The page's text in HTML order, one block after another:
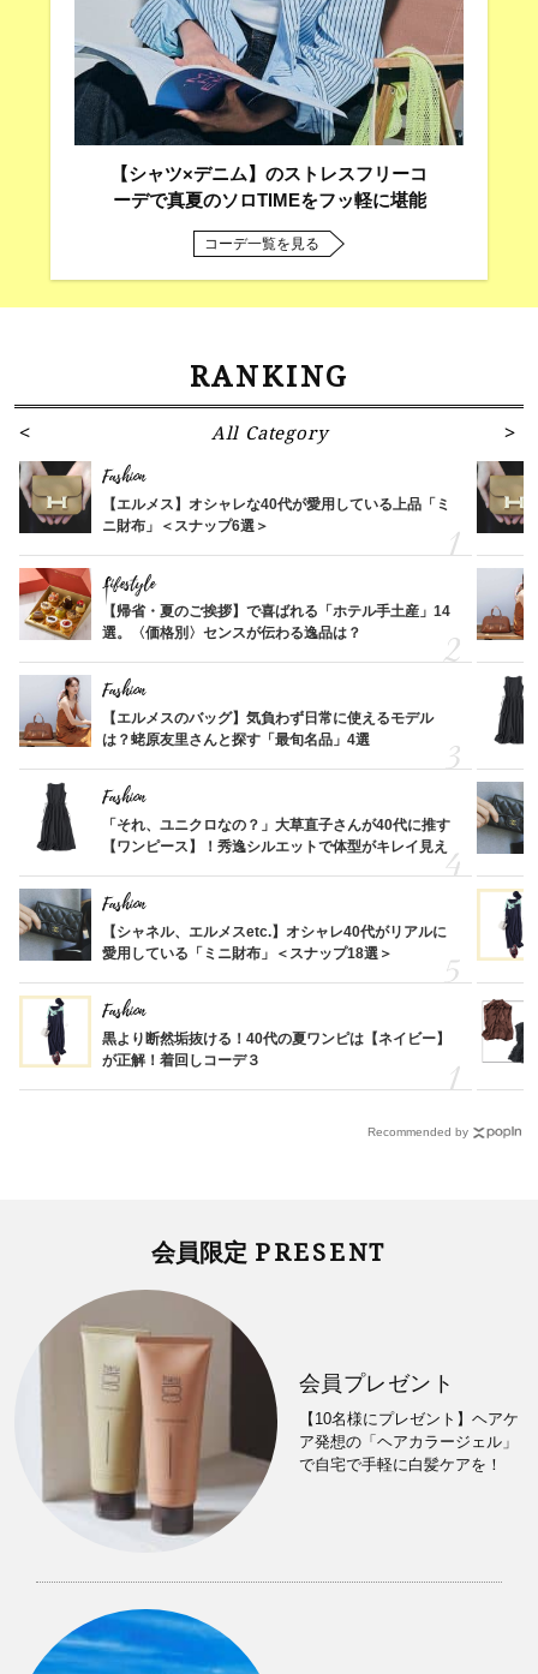
【シャツ×デニム】のストレスフリーコ
ーデで真夏のソロTIMEをフッ軽に堪能
コーデ一覧を見る
RANKING
All Category
Fashion
【エルメス】オシャレな40代が愛用している上品「ミ
ニ財布」＜スナップ6選＞
Lifestyle
【帰省・夏のご挨拶】で喜ばれる「ホテル手土産」14
選。〈価格別〉センスが伝わる逸品は？
Fashion
【エルメスのバッグ】気負わず日常に使えるモデル
は？蛯原友里さんと探す「最旬名品」4選
Fashion
「それ、ユニクロなの？」大草直子さんが40代に推す
【ワンピース】！秀逸シルエットで体型がキレイ見え
Fashion
【シャネル、エルメスetc.】オシャレ40代がリアルに
愛用している「ミニ財布」＜スナップ18選＞
Fashion
黒より断然垢抜ける！40代の夏ワンピは【ネイビー】
が正解！着回しコーデ３
Recommended by
会員限定 PRESENT
会員プレゼント
【10名様にプレゼント】ヘアケ
ア発想の「ヘアカラージェル」
で自宅で手軽に白髪ケアを！